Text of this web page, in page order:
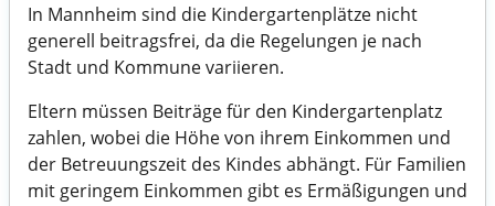
In Mannheim sind die Kindergartenplätze nicht
generell beitragsfrei, da die Regelungen je nach
Stadt und Kommune variieren.
Eltern müssen Beiträge für den Kindergartenplatz
zahlen, wobei die Höhe von ihrem Einkommen und
der Betreuungszeit des Kindes abhängt. Für Familien
mit geringem Einkommen gibt es Ermäßigungen und